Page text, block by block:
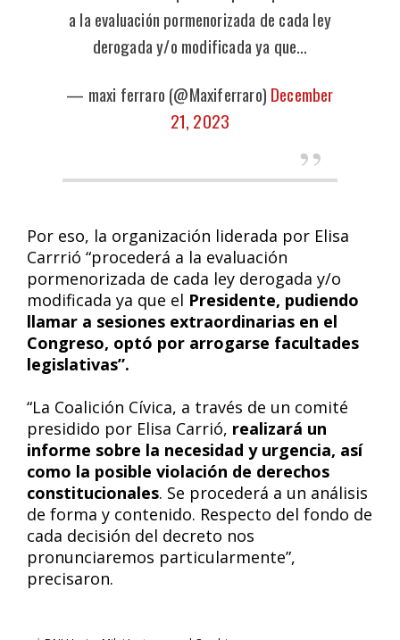
a la evaluación pormenorizada de cada ley
derogada y/o modificada ya que…
— maxi ferraro (@Maxiferraro) December
21, 2023
Por eso, la organización liderada por Elisa
Carrrió “procederá a la evaluación
pormenorizada de cada ley derogada y/o
modificada ya que el Presidente, pudiendo
llamar a sesiones extraordinarias en el
Congreso, optó por arrogarse facultades
legislativas”.
“La Coalición Cívica, a través de un comité
presidido por Elisa Carrió, realizará un
informe sobre la necesidad y urgencia, así
como la posible violación de derechos
constitucionales. Se procederá a un análisis
de forma y contenido. Respecto del fondo de
cada decisión del decreto nos
pronunciaremos particularmente”,
precisaron.